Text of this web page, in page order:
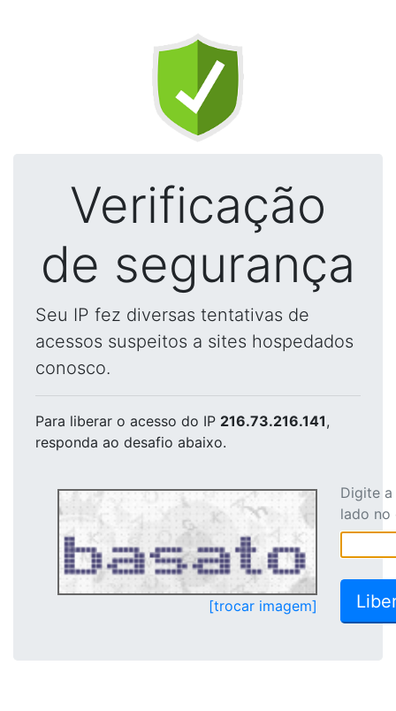
Verificação
de segurança
Seu IP fez diversas tentativas de
acessos suspeitos a sites hospedados
conosco.
Para liberar o acesso do IP 216.73.216.141,
responda ao desafio abaixo.
[trocar imagem]
Digite
lado no